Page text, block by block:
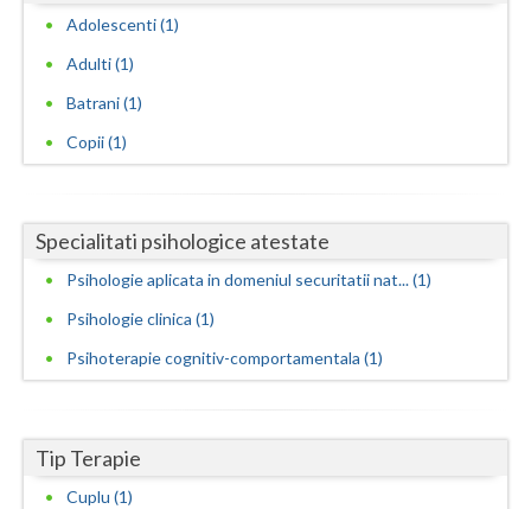
Iasi
Ilfov
Maramures
Mures
Salaj
Satu-Mare
Adolescenti (1)
Adulti (1)
Batrani (1)
Copii (1)
Specialitati psihologice atestate
Psihologie aplicata in domeniul securitatii nat... (1)
Psihologie clinica (1)
Psihoterapie cognitiv-comportamentala (1)
Tip Terapie
Cuplu (1)